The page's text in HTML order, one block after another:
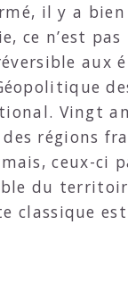
il y a
ce n’est pas
aux
Vingt
régions
ceux-ci
du
classique est